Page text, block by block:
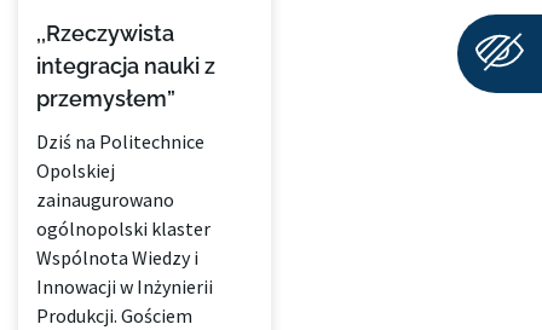
,,Rzeczywista
integracja nauki z
przemysłem”
Dziś na Politechnice
Opolskiej
zainaugurowano
ogólnopolski klaster
Wspólnota Wiedzy i
Innowacji w Inżynierii
Produkcji. Gościem